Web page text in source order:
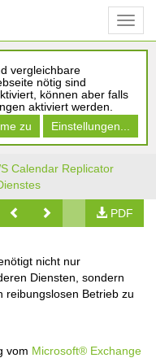
vergleichbare
nötig sind
können aber falls
aktiviert werden.
zu
Einstellungen...
Calendar Replicator
PDF
nicht nur
Diensten, sondern
reibungslosen Betrieb zu
vom Microsoft® Exchange